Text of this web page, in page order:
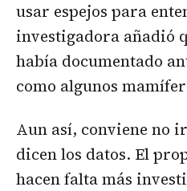
usar espejos para
investigadora añadió
había documentado
como algunos
Aun así, conviene no
dicen los datos. El
hacen falta más